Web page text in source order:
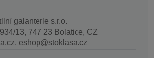
galanterie s.r.o.
13, 747 23 Bolatice, CZ
eshop@stoklasa.cz